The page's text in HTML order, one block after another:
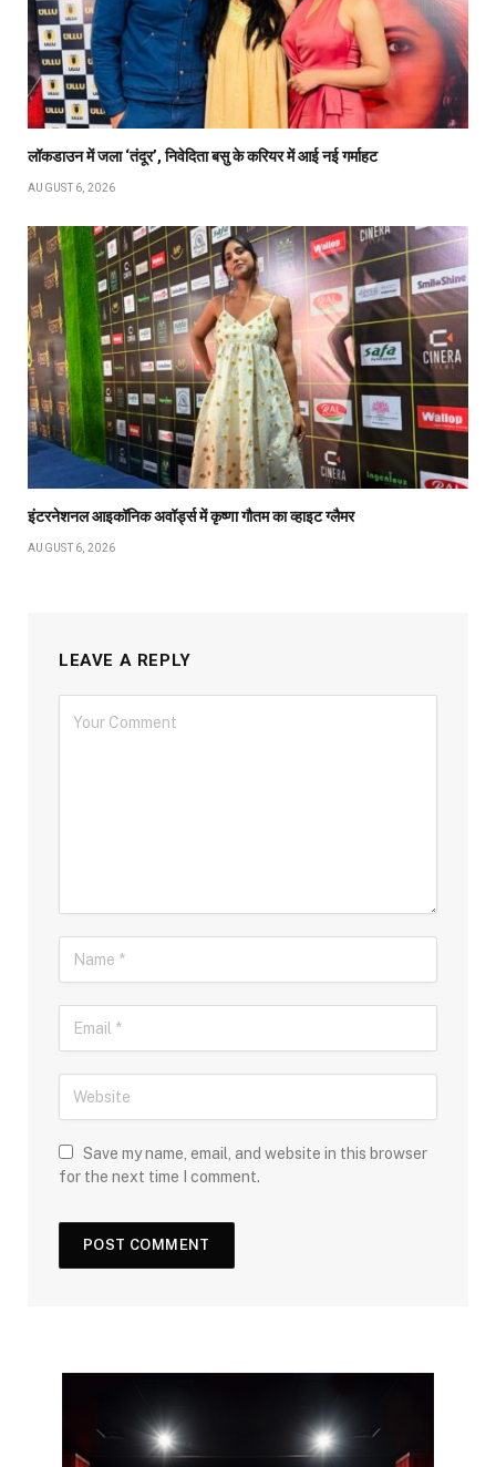
लॉकडाउन में जला ‘तंदूर’, निवेदिता बसु के करियर में आई नई गर्माहट
AUGUST 6, 2026
इंटरनेशनल आइकॉनिक अवॉर्ड्स में कृष्णा गौतम का व्हाइट ग्लैमर
AUGUST 6, 2026
LEAVE A REPLY
Save my name, email, and website in this browser
for the next time I comment.